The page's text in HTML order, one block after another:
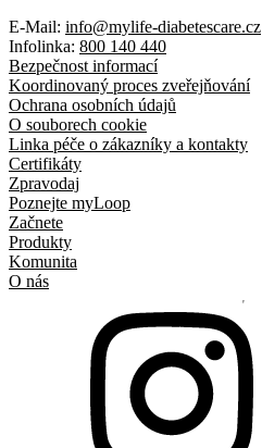
E-Mail: info@mylife-diabetescare.cz
Infolinka: 800 140 440
Bezpečnost informací
Koordinovaný proces zveřejňování
Ochrana osobních údajů
O souborech cookie
Linka péče o zákazníky a kontakty
Certifikáty
Zpravodaj
Poznejte myLoop
Začnete
Produkty
Komunita
O nás